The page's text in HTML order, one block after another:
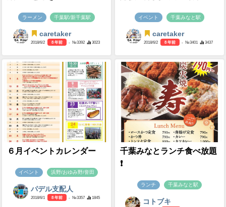
ラーメン 千葉駅/新千葉駅
caretaker
2018/6/2 8 年前 - №3392 3023
イベント 千葉みなと駅
caretaker
2018/6/2 8 年前 - №3401 3437
６月イベントカレンダー
イベント 浜野/おゆみ野/誉田
パデル支配人
2018/6/1 8 年前 - №3357 1845
千葉みなとランチ食べ放題
❗️
ランチ 千葉みなと駅
コトブキ